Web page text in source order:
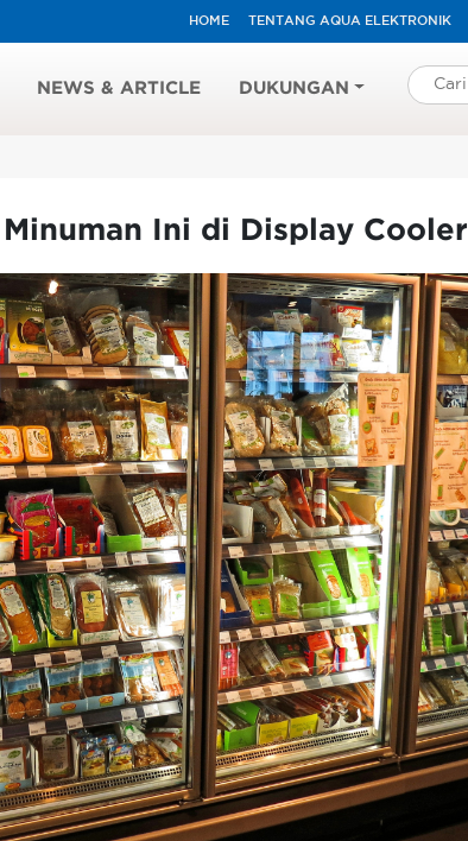
HOME TENTANG AQUA ELEKTRONIK
NEWS & ARTICLE DUKUNGAN
Minuman Ini di Display Cooler